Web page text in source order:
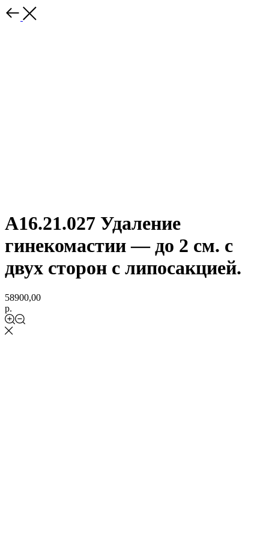
А16.21.027 Удаление
гинекомастии — до 2 см. с
двух сторон с липосакцией.
58900,00
р.